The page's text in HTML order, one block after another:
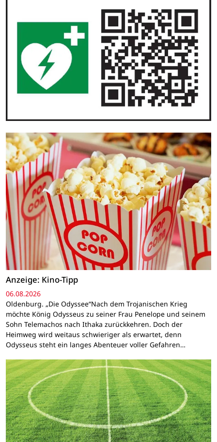
Anzeige: Kino-Tipp
06.08.2026
Oldenburg. „Die Odyssee“Nach dem Trojanischen Krieg
möchte König Odysseus zu seiner Frau Penelope und seinem
Sohn Telemachos nach Ithaka zurückkehren. Doch der
Heimweg wird weitaus schwieriger als erwartet, denn
Odysseus steht ein langes Abenteuer voller Gefahren…